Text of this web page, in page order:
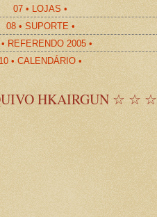
07 • LOJAS •
08 • SUPORTE •
REFERENDO 2005 •
10 • CALENDÁRIO •
HKAIRGUN ☆ ☆ ☆